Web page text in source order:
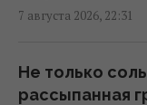
обновлять
21:20 пятница, 07
7 августа 2026, 22:31
Не только
рассыпанная